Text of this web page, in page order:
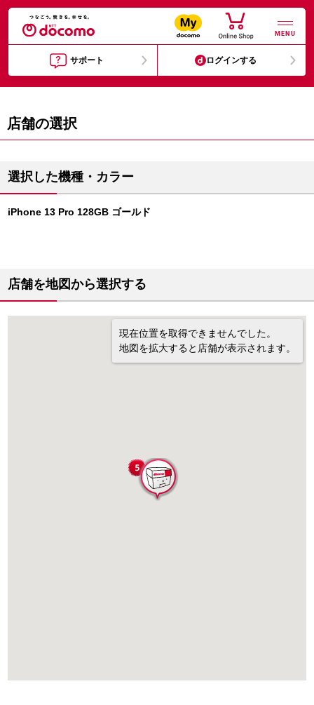
MENU
サポート ログインする
店舗の選択
選択した機種・カラー
iPhone 13 Pro 128GB ゴールド
店舗を地図から選択する
現在位置を取得できませんでした。
地図を拡大すると店舗が表示されます。